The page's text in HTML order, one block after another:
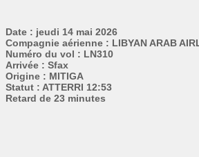
Date : jeudi 14 mai 2026
Compagnie aérienne : LIBYAN ARAB
Numéro du vol : LN310
Arrivée : Sfax
Origine : MITIGA
Statut : ATTERRI 12:53
Retard de 23 minutes